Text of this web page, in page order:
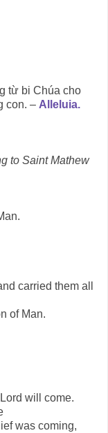
từ bi Chúa cho
con. – Alleluia.
to Saint Mathew
carried them all
of Man.
will come.
was coming,